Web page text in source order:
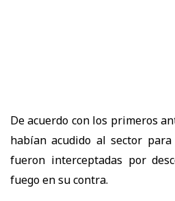
De acuerdo con los primeros
habían acudido al sector
fueron interceptadas por
fuego en su contra.